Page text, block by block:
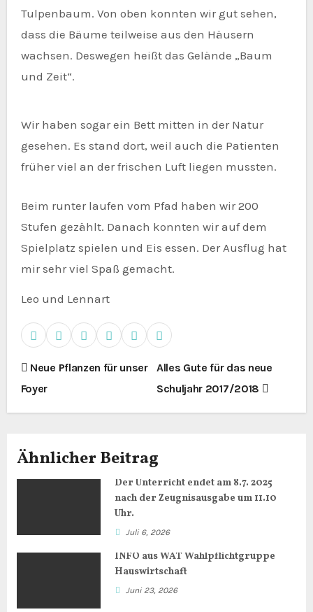
Tulpenbaum. Von oben konnten wir gut sehen,
dass die Bäume teilweise aus den Häusern
wachsen. Deswegen heißt das Gelände „Baum
und Zeit“.
Wir haben sogar ein Bett mitten in der Natur
gesehen. Es stand dort, weil auch die Patienten
früher viel an der frischen Luft liegen mussten.
Beim runter laufen vom Pfad haben wir 200
Stufen gezählt. Danach konnten wir auf dem
Spielplatz spielen und Eis essen. Der Ausflug hat
mir sehr viel Spaß gemacht.
Leo und Lennart
B
e
t
r
g
Neue Pflanzen für unser
Foyer
Alles Gute für das neue
Schuljahr 2017/2018
Ähnlicher Beitrag
Der Unterricht endet am 8.7. 2025
nach der Zeugnisausgabe um 11.10
Uhr.
Juli 6, 2026
INFO aus WAT Wahlpflichtgruppe
Hauswirtschaft
Juni 23, 2026